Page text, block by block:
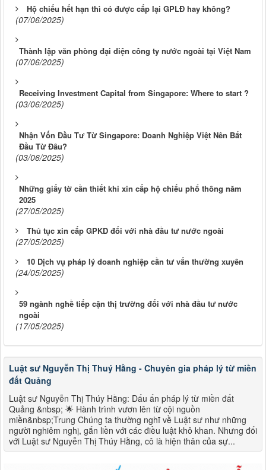
Hộ chiếu hết hạn thì có được cấp lại GPLĐ hay không?
(07/06/2025)
Thành lập văn phòng đại diện công ty nước ngoài tại Việt Nam
(07/06/2025)
Receiving Investment Capital from Singapore: Where to start ?
(03/06/2025)
Nhận Vốn Đầu Tư Từ Singapore: Doanh Nghiệp Việt Nên Bắt
Đầu Từ Đâu?
(03/06/2025)
Những giấy tờ cần thiết khi xin cấp hộ chiếu phổ thông năm
2025
(27/05/2025)
Thủ tục xin cấp GPKD đối với nhà đầu tư nước ngoài
(27/05/2025)
10 Dịch vụ pháp lý doanh nghiệp cần tư vấn thường xuyên
(24/05/2025)
59 ngành nghề tiếp cận thị trường đối với nhà đầu tư nước
ngoài
(17/05/2025)
Luật sư Nguyễn Thị Thuý Hằng - Chuyên gia pháp lý từ miền
đất Quảng
Luật sư Nguyễn Thị Thúy Hằng: Dấu ấn pháp lý từ miền đất
Quảng &nbsp; 🌟 Hành trình vươn lên từ cội nguồn
miền&nbsp;Trung Chúng ta thường nghĩ về Luật sư như những
người nghiêm nghị, gắn liền với các điều luật khô khan. Nhưng đối
với Luật sư Nguyễn Thị Thúy Hằng, cô là hiện thân của sự...